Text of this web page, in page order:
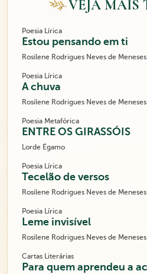
VEJA MAIS
Poesia Lírica
Estou pensando em ti
Rosilene Rodrigues Neves de Meneses
Poesia Lírica
A chuva
Rosilene Rodrigues Neves de Meneses
Poesia Metafórica
ENTRE OS GIRASSÓIS
Lorde Égamo
Poesia Lírica
Tecelão de versos
Rosilene Rodrigues Neves de Meneses
Poesia Lírica
Leme invisível
Rosilene Rodrigues Neves de Meneses
Cartas Literárias
Para quem aprendeu a